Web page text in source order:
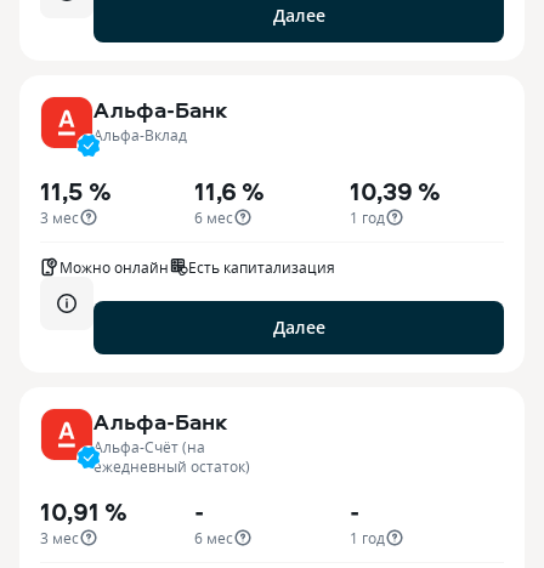
Далее
Альфа-Банк
Альфа-Вклад
11,5 %
3 мес
11,6 %
6 мес
10,39 %
1 год
Можно онлайн Есть капитализация
Далее
Альфа-Банк
Альфа-Счёт (на
ежедневный остаток)
10,91 %
3 мес
-
6 мес
-
1 год